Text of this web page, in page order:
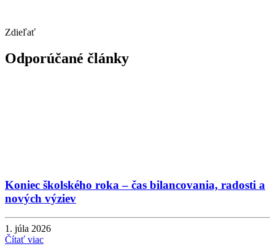
Zdieľať
Odporúčané články
Koniec školského roka – čas bilancovania, radosti a
nových výziev
1. júla 2026
Čítať viac